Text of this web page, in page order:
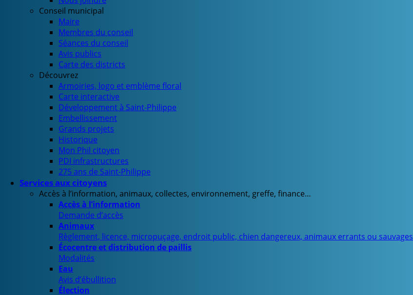
Conseil municipal
Maire
Membres du conseil
Séances du conseil
Avis publics
Carte des districts
Découvrez
Armoiries, logo et emblème floral
Carte interactive
Développement à Saint-Philippe
Embellissement
Grands projets
Historique
Mon Phil citoyen
PDI infrastructures
275 ans de Saint-Philippe
Services aux citoyens
Accès à l’information, animaux, collectes, environnement, greffe, finance…
Accès à l’information
Demande d’accès
Animaux
Règlement, licence, micropuçage, endroit public, chien dangereux, animaux errants ou sauvages
Écocentre et distribution de paillis
Modalités
Eau
Avis d’ébullition
Élection